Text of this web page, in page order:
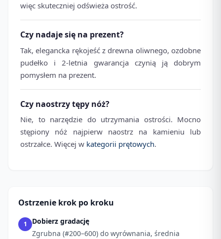
więc skuteczniej odświeża ostrość.
Czy nadaje się na prezent?
Tak, elegancka rękojeść z drewna oliwnego, ozdobne
pudełko i 2-letnia gwarancja czynią ją dobrym
pomysłem na prezent.
Czy naostrzy tępy nóż?
Nie, to narzędzie do utrzymania ostrości. Mocno
stępiony nóż najpierw naostrz na kamieniu lub
ostrzałce. Więcej w kategorii prętowych.
Ostrzenie krok po kroku
1
Dobierz gradację
Zgrubna (#200–600) do wyrównania, średnia